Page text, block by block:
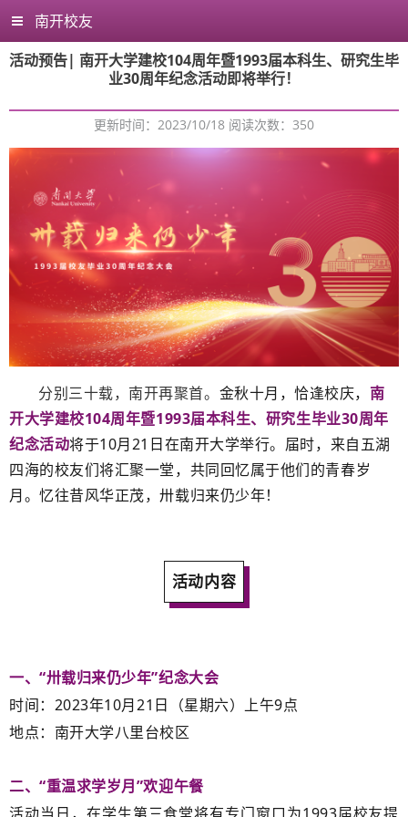
南开校友
活动预告| 南开大学建校104周年暨1993届本科生、研究生毕
业30周年纪念活动即将举行！
更新时间：2023/10/18 阅读次数： 350
分别三十载，南开再聚首。 金秋十月，恰逢校庆， 南
开大学建校104周年暨1993届本科生、研究生毕业30周年
纪念活动将于10月21日在南开大学举行。届时，来自五湖
四海的校友们将汇聚一堂，共同回忆属于他们的青春岁
月。忆往昔风华正茂，卅载归来仍少年！
活动内容
一、“卅载归来仍少年”纪念大会
时间：2023年10月21日（星期六）上午9点
地点：南开大学八里台校区
二、“重温求学岁月”欢迎午餐